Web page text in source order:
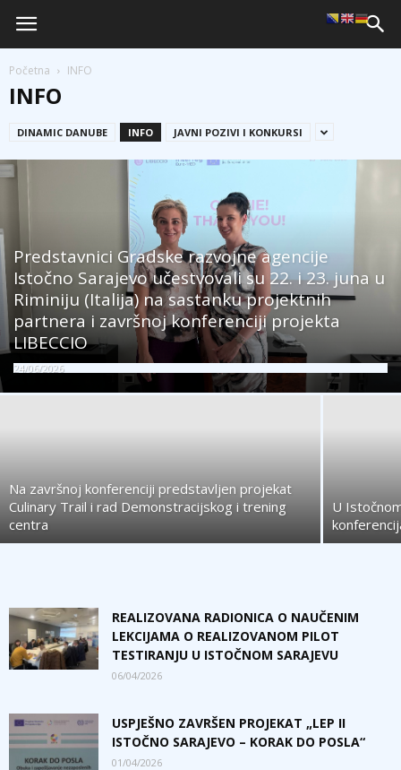
Početna INFO
INFO
DINAMIC DANUBE INFO JAVNI POZIVI I KONKURSI
Predstavnici Gradske razvojne agencije
Istočno Sarajevo učestvovali su 22. i 23. juna u
Riminiju (Italija) na sastanku projektnih
partnera i završnoj konferenciji projekta
LIBECCIO
24/06/2026
Na završnoj konferenciji predstavljen projekat
Culinary Trail i rad Demonstracijskog i trening
centra
U
REALIZOVANA RADIONICA O NAUČENIM
LEKCIJAMA O REALIZOVANOM PILOT
TESTIRANJU U ISTOČNOM SARAJEVU
06/04/2026
USPJEŠNO ZAVRŠEN PROJEKAT „LEP II
ISTOČNO SARAJEVO – KORAK DO POSLA“
01/04/2026